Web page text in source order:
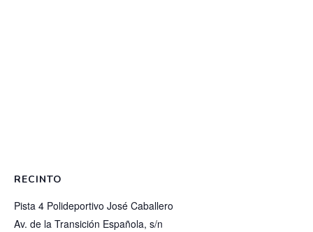
RECINTO
Pista 4 Polideportivo José Caballero
Av. de la Transición Española, s/n